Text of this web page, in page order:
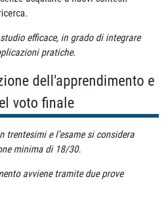
efficace, in grado di integrare
pratiche.
dell'apprendimento e
voto finale
trentesimi e l’esame si considera
minima di 18/30.
avviene tramite due prove